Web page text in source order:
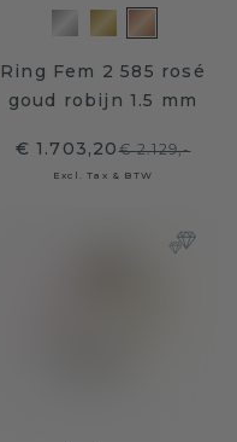
Ring Fem 2 585 rosé
goud robijn 1.5 mm
€ 1.703,20€ 2.129,-
Excl. Tax & BTW